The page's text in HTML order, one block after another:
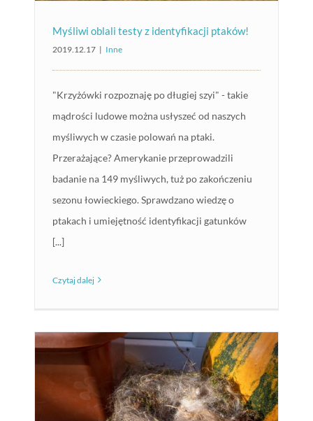
Myśliwi oblali testy z identyfikacji ptaków!
2019.12.17 | Inne
"Krzyżówki rozpoznaję po długiej szyi" - takie
mądrości ludowe można usłyszeć od naszych
myśliwych w czasie polowań na ptaki.
Przerażające? Amerykanie przeprowadzili
badanie na 149 myśliwych, tuż po zakończeniu
sezonu łowieckiego. Sprawdzano wiedzę o
ptakach i umiejętność identyfikacji gatunków
[...]
Czytaj dalej